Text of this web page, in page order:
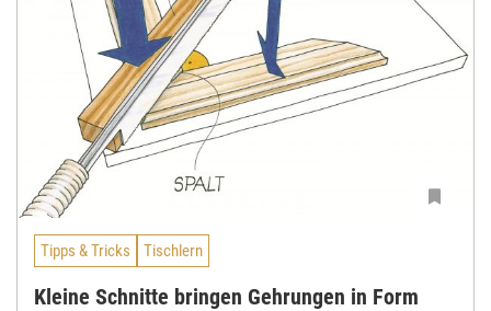
Tipps & Tricks Tischlern
Kleine Schnitte bringen Gehrungen in Form